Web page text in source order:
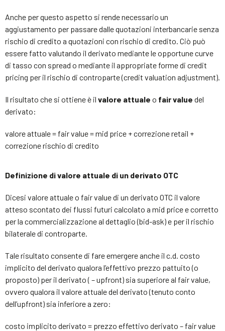
Anche per questo aspetto si rende necessario un
aggiustamento per passare dalle quotazioni interbancarie senza
rischio di credito a quotazioni con rischio di credito. Ciò può
essere fatto valutando il derivato mediante le opportune curve
di tasso con spread o mediante il appropriate forme di credit
pricing per il rischio di controparte (credit valuation adjustment).
Il risultato che si ottiene è il valore attuale o fair value del
derivato:
valore attuale = fair value = mid price + correzione retail +
correzione rischio di credito
Definizione di valore attuale di un derivato OTC
Dicesi valore attuale o fair value di un derivato OTC il valore
atteso scontato dei flussi futuri calcolato a mid price e corretto
per la commercializzazione al dettaglio (bid-ask) e per il rischio
bilaterale di controparte.
Tale risultato consente di fare emergere anche il c.d. costo
implicito del derivato qualora l’effettivo prezzo pattuito (o
proposto) per il derivato ( – upfront) sia superiore al fair value,
ovvero qualora il valore attuale del derivato (tenuto conto
dell’upfront) sia inferiore a zero:
costo implicito derivato = prezzo effettivo derivato – fair value